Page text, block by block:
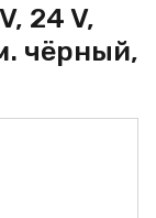
24 V,
чёрный,